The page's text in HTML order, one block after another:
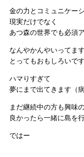
金の力とコミュニケー
現実だけでなく
あつ森の世界でも必須
なんやかんやいってま
とってもおもしろいです
ハマりすぎて
夢にまで出てきます（病
まだ継続中の方も興味
良かったら一緒に島を
ではー